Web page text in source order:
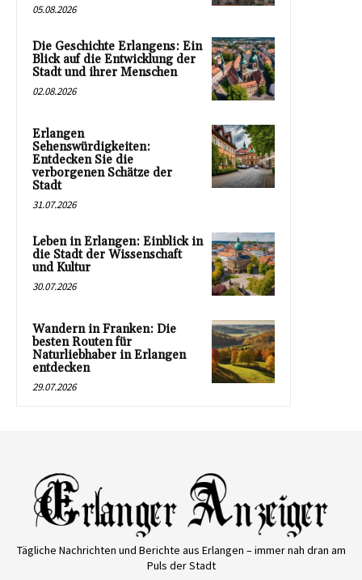
05.08.2026
Die Geschichte Erlangens: Ein
Blick auf die Entwicklung der
Stadt und ihrer Menschen
02.08.2026
Erlangen
Sehenswürdigkeiten:
Entdecken Sie die
verborgenen Schätze der
Stadt
31.07.2026
Leben in Erlangen: Einblick in
die Stadt der Wissenschaft
und Kultur
30.07.2026
Wandern in Franken: Die
besten Routen für
Naturliebhaber in Erlangen
entdecken
29.07.2026
Tägliche Nachrichten und Berichte aus Erlangen – immer nah dran am
Puls der Stadt